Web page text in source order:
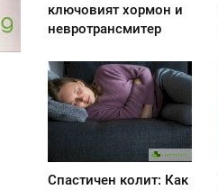
ключовият хормон и
невротрансмитер
Спастичен колит: Как